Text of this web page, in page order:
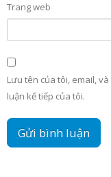
Trang web
Lưu tên của tôi, email,
luận kế tiếp của tôi.